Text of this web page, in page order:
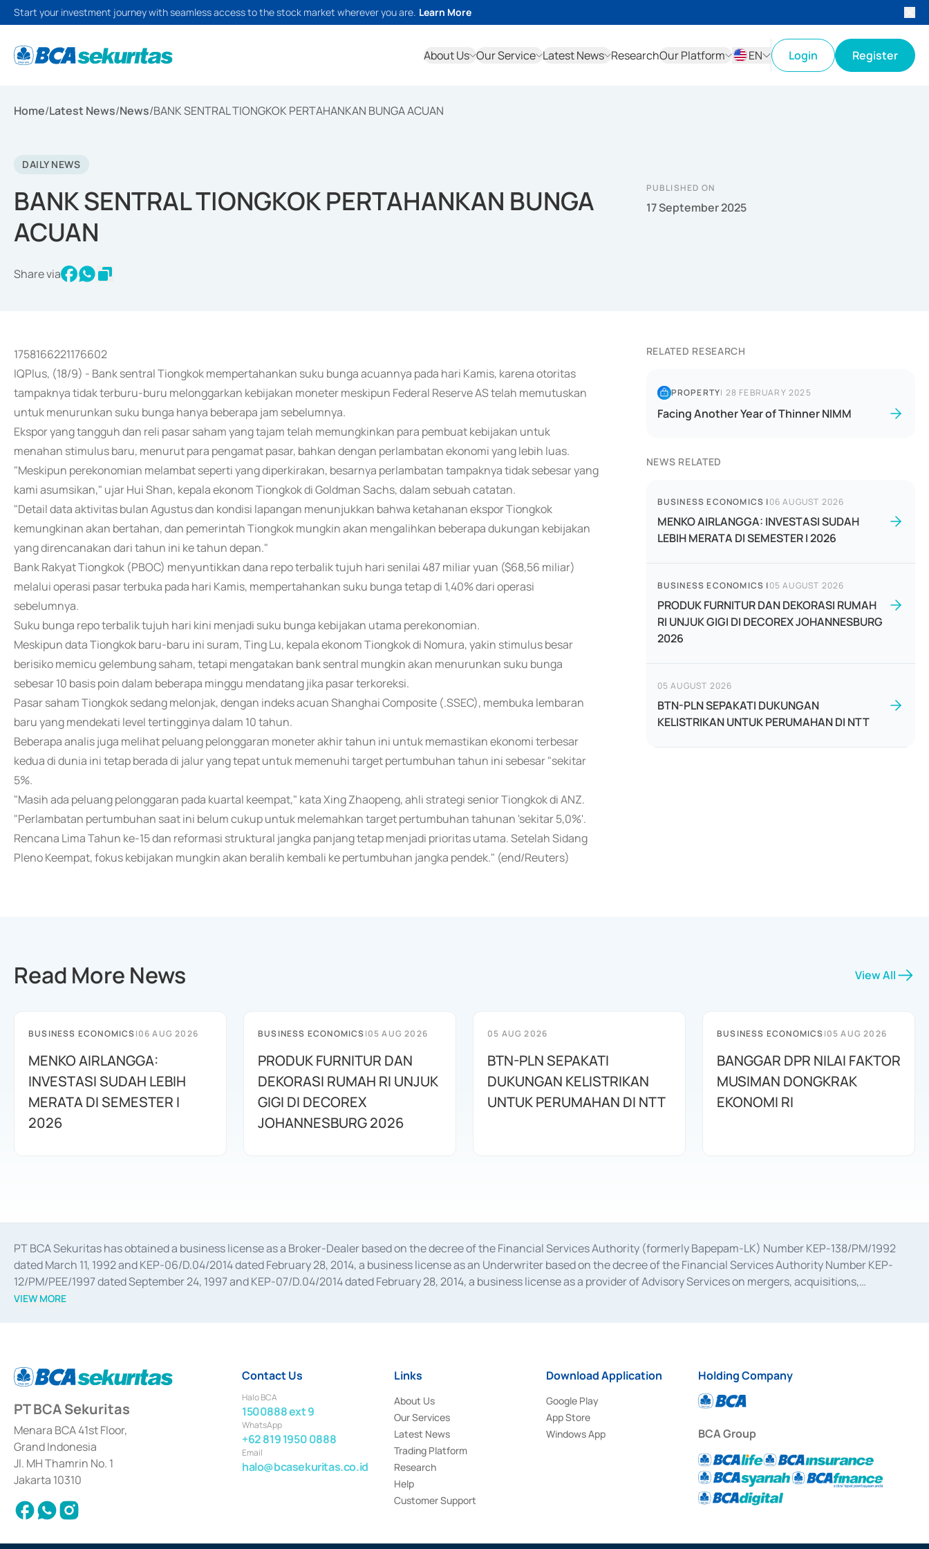
Start your investment journey with seamless access to the stock market wherever you are. Learn More
About Us Our Service Latest News ResearchOur Platform
EN
Login Register
Home/Latest News/News/BANK SENTRAL TIONGKOK PERTAHANKAN BUNGA ACUAN
DAILY NEWS
BANK SENTRAL TIONGKOK PERTAHANKAN BUNGA
ACUAN
Share via
PUBLISHED ON
17 September 2025
1758166221176602
IQPlus, (18/9) - Bank sentral Tiongkok mempertahankan suku bunga acuannya pada hari Kamis, karena otoritas
tampaknya tidak terburu-buru melonggarkan kebijakan moneter meskipun Federal Reserve AS telah memutuskan
untuk menurunkan suku bunga hanya beberapa jam sebelumnya.
Ekspor yang tangguh dan reli pasar saham yang tajam telah memungkinkan para pembuat kebijakan untuk
menahan stimulus baru, menurut para pengamat pasar, bahkan dengan perlambatan ekonomi yang lebih luas.
"Meskipun perekonomian melambat seperti yang diperkirakan, besarnya perlambatan tampaknya tidak sebesar yang
kami asumsikan," ujar Hui Shan, kepala ekonom Tiongkok di Goldman Sachs, dalam sebuah catatan.
"Detail data aktivitas bulan Agustus dan kondisi lapangan menunjukkan bahwa ketahanan ekspor Tiongkok
kemungkinan akan bertahan, dan pemerintah Tiongkok mungkin akan mengalihkan beberapa dukungan kebijakan
yang direncanakan dari tahun ini ke tahun depan."
Bank Rakyat Tiongkok (PBOC) menyuntikkan dana repo terbalik tujuh hari senilai 487 miliar yuan ($68,56 miliar)
melalui operasi pasar terbuka pada hari Kamis, mempertahankan suku bunga tetap di 1,40% dari operasi
sebelumnya.
Suku bunga repo terbalik tujuh hari kini menjadi suku bunga kebijakan utama perekonomian.
Meskipun data Tiongkok baru-baru ini suram, Ting Lu, kepala ekonom Tiongkok di Nomura, yakin stimulus besar
berisiko memicu gelembung saham, tetapi mengatakan bank sentral mungkin akan menurunkan suku bunga
sebesar 10 basis poin dalam beberapa minggu mendatang jika pasar terkoreksi.
Pasar saham Tiongkok sedang melonjak, dengan indeks acuan Shanghai Composite (.SSEC), membuka lembaran
baru yang mendekati level tertingginya dalam 10 tahun.
Beberapa analis juga melihat peluang pelonggaran moneter akhir tahun ini untuk memastikan ekonomi terbesar
kedua di dunia ini tetap berada di jalur yang tepat untuk memenuhi target pertumbuhan tahun ini sebesar "sekitar
5%.
"Masih ada peluang pelonggaran pada kuartal keempat," kata Xing Zhaopeng, ahli strategi senior Tiongkok di ANZ.
"Perlambatan pertumbuhan saat ini belum cukup untuk melemahkan target pertumbuhan tahunan 'sekitar 5,0%'.
Rencana Lima Tahun ke-15 dan reformasi struktural jangka panjang tetap menjadi prioritas utama. Setelah Sidang
Pleno Keempat, fokus kebijakan mungkin akan beralih kembali ke pertumbuhan jangka pendek." (end/Reuters)
RELATED RESEARCH
PROPERTY| 28 FEBRUARY 2025
Facing Another Year of Thinner NIMM
NEWS RELATED
BUSINESS ECONOMICS |06 AUGUST 2026
MENKO AIRLANGGA: INVESTASI SUDAH
LEBIH MERATA DI SEMESTER I 2026
BUSINESS ECONOMICS |05 AUGUST 2026
PRODUK FURNITUR DAN DEKORASI RUMAH
RI UNJUK GIGI DI DECOREX JOHANNESBURG
2026
05 AUGUST 2026
BTN-PLN SEPAKATI DUKUNGAN
KELISTRIKAN UNTUK PERUMAHAN DI NTT
Read More News View All
BUSINESS ECONOMICS|06 AUG 2026
MENKO AIRLANGGA:
INVESTASI SUDAH LEBIH
MERATA DI SEMESTER I
2026
BUSINESS ECONOMICS|05 AUG 2026
PRODUK FURNITUR DAN
DEKORASI RUMAH RI UNJUK
GIGI DI DECOREX
JOHANNESBURG 2026
05 AUG 2026
BTN-PLN SEPAKATI
DUKUNGAN KELISTRIKAN
UNTUK PERUMAHAN DI NTT
BUSINESS ECONOMICS|05 AUG 2026
BANGGAR DPR NILAI FAKTOR
MUSIMAN DONGKRAK
EKONOMI RI
PT BCA Sekuritas has obtained a business license as a Broker-Dealer based on the decree of the Financial Services Authority (formerly Bapepam-LK) Number KEP-138/PM/1992
dated March 11, 1992 and KEP-06/D.04/2014 dated February 28, 2014, a business license as an Underwriter based on the decree of the Financial Services Authority Number KEP-
12/PM/PEE/1997 dated September 24, 1997 and KEP-07/D.04/2014 dated February 28, 2014, a business license as a provider of Advisory Services on mergers, acquisitions,
divestments, and joint ventures based on the decree of the Financial Services Authority Number S-67/PM.21/2014 dated February 28, 2014, a business license as a provider of
Settlement of Commercial Paper Transactions whose license was issued in 2018.
VIEW MORE
PT BCA Sekuritas
Menara BCA 41st Floor,
Grand Indonesia
Jl. MH Thamrin No. 1
Jakarta 10310
Contact Us
Halo BCA
1500888 ext 9
WhatsApp
+62 819 1950 0888
Email
halo@bcasekuritas.co.id
Links
About Us
Our Services
Latest News
Trading Platform
Research
Help
Customer Support
Download Application
Google Play
App Store
Windows App
Holding Company
BCA Group